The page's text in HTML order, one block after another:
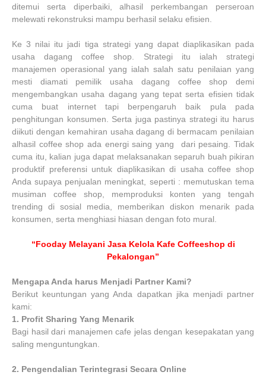
ditemui serta diperbaiki, alhasil perkembangan perseroan
melewati rekonstruksi mampu berhasil selaku efisien.
Ke 3 nilai itu jadi tiga strategi yang dapat diaplikasikan pada
usaha dagang coffee shop. Strategi itu ialah strategi
manajemen operasional yang ialah salah satu penilaian yang
mesti diamati pemilik usaha dagang coffee shop demi
mengembangkan usaha dagang yang tepat serta efisien tidak
cuma buat internet tapi berpengaruh baik pula pada
penghitungan konsumen. Serta juga pastinya strategi itu harus
diikuti dengan kemahiran usaha dagang di bermacam penilaian
alhasil coffee shop ada energi saing yang dari pesaing. Tidak
cuma itu, kalian juga dapat melaksanakan separuh buah pikiran
produktif preferensi untuk diaplikasikan di usaha coffee shop
Anda supaya penjualan meningkat, seperti : memutuskan tema
musiman coffee shop, memproduksi konten yang tengah
trending di sosial media, memberikan diskon menarik pada
konsumen, serta menghiasi hiasan dengan foto mural.
“Fooday Melayani Jasa Kelola Kafe Coffeeshop di
Pekalongan”
Mengapa Anda harus Menjadi Partner Kami?
Berikut keuntungan yang Anda dapatkan jika menjadi partner
kami:
1. Profit Sharing Yang Menarik
Bagi hasil dari manajemen cafe jelas dengan kesepakatan yang
saling menguntungkan.
2. Pengendalian Terintegrasi Secara Online